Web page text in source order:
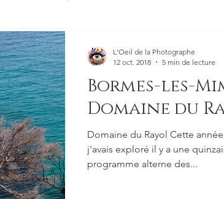
Bormes-les-
Domaine du
Domaine du Rayol Cette
j'avais exploré il y a une
programme alterne des...
L'Oeil de la Photographe
12 oct. 2018
5 min de lecture